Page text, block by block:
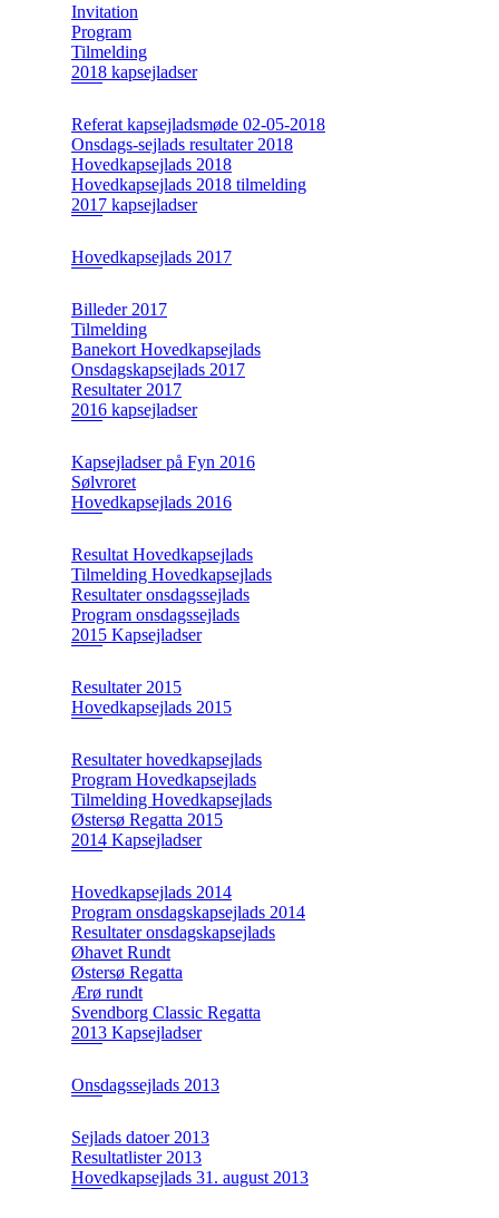
Invitation
Program
Tilmelding
2018 kapsejladser
Referat kapsejladsmøde 02-05-2018
Onsdags-sejlads resultater 2018
Hovedkapsejlads 2018
Hovedkapsejlads 2018 tilmelding
2017 kapsejladser
Hovedkapsejlads 2017
Billeder 2017
Tilmelding
Banekort Hovedkapsejlads
Onsdagskapsejlads 2017
Resultater 2017
2016 kapsejladser
Kapsejladser på Fyn 2016
Sølvroret
Hovedkapsejlads 2016
Resultat Hovedkapsejlads
Tilmelding Hovedkapsejlads
Resultater onsdagssejlads
Program onsdagssejlads
2015 Kapsejladser
Resultater 2015
Hovedkapsejlads 2015
Resultater hovedkapsejlads
Program Hovedkapsejlads
Tilmelding Hovedkapsejlads
Østersø Regatta 2015
2014 Kapsejladser
Hovedkapsejlads 2014
Program onsdagskapsejlads 2014
Resultater onsdagskapsejlads
Øhavet Rundt
Østersø Regatta
Ærø rundt
Svendborg Classic Regatta
2013 Kapsejladser
Onsdagssejlads 2013
Sejlads datoer 2013
Resultatlister 2013
Hovedkapsejlads 31. august 2013